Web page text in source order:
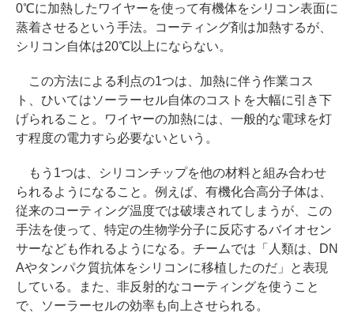
0℃に加熱したワイヤーを使って有機体をシリコン表面に
蒸着させるという手法。コーティング剤は加熱するが、
シリコン自体は20℃以上にならない。
この方法による利点の1つは、加熱に伴う作業コス
ト、ひいてはソーラーセル自体のコストを大幅に引き下
げられること。ワイヤーの加熱には、一般的な電球を灯
す程度の電力すら必要ないという。
もう1つは、シリコンチップを他の材料と組み合わせ
られるようになること。例えば、有機化合高分子体は、
従来のコーティング温度では破壊されてしまうが、この
手法を使って、特定の生物学分子に反応するバイオセン
サーなども作れるようになる。チームでは「人類は、DN
Aやタンパク質抗体をシリコンに移植したのだ」と表現
している。また、非反射的なコーティングを使うこと
で、ソーラーセルの効率も向上させられる。